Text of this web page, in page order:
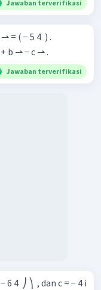
Jawaban terverifikasi
= ( − 5 4 ​ ) .
b ⇀ − c ⇀ .
Jawaban terverifikasi
6 4 ​ ⎠ ⎞ ​ , dan c = − 4 i